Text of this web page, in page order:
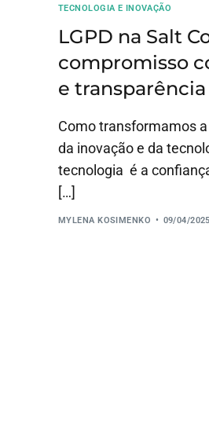
TECNOLOGIA E INOVAÇÃO
LGPD na Salt
compromisso
e transparência
Como transformamos
da inovação e da
tecnologia é a
[…]
MYLENA KOSIMENKO 09/04/2025